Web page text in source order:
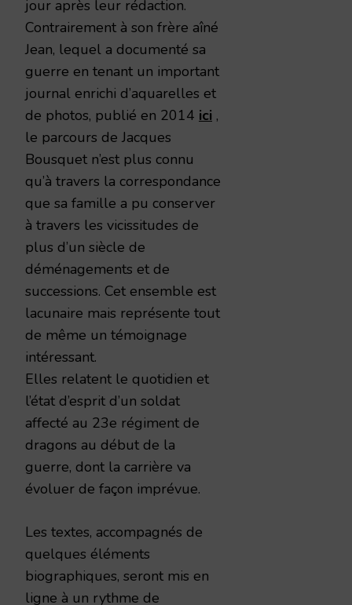
jour après leur rédaction.
Contrairement à son frère aîné
Jean, lequel a documenté sa
guerre en tenant un important
journal enrichi d’aquarelles et
de photos, publié en 2014 ici ,
le parcours de Jacques
Bousquet n’est plus connu
qu’à travers la correspondance
que sa famille a pu conserver
à travers les vicissitudes de
plus d’un siècle de
déménagements et de
successions. Cet ensemble est
lacunaire mais représente tout
de même un témoignage
intéressant.
Elles relatent le quotidien et
l’état d’esprit d’un soldat
affecté au 23e régiment de
dragons au début de la
guerre, dont la carrière va
évoluer de façon imprévue.
Les textes, accompagnés de
quelques éléments
biographiques, seront mis en
ligne à un rythme de